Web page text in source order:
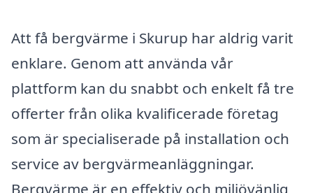
Att få bergvärme i Skurup har aldrig varit
enklare. Genom att använda vår
plattform kan du snabbt och enkelt få tre
offerter från olika kvalificerade företag
som är specialiserade på installation och
service av bergvärmeanläggningar.
Bergvärme är en effektiv och miljövänlig